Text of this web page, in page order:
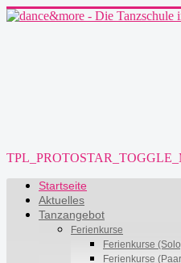
Startseite
Aktuelles
Tanzangebot
Ferienkurse
Ferienkurse
Ferienkurse